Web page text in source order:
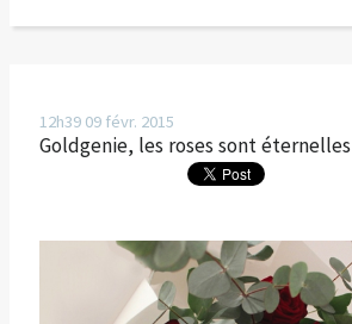
12h39 09 févr. 2015
Goldgenie, les roses sont éternelles